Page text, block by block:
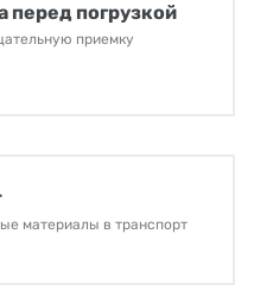
перед погрузкой
приемку
материалы в транспорт